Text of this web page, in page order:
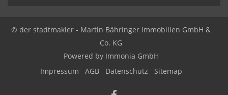
© der stadtmakler - Martin Bähringer Immobilien GmbH &
Co. KG
Powered by Immonia GmbH
Impressum
AGB Datenschutz Sitemap